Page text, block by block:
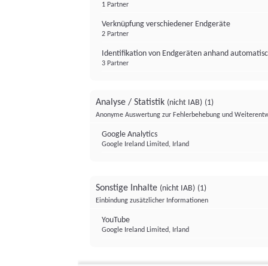
1 Partner
Verknüpfung verschiedener Endgeräte
2 Partner
Identifikation von Endgeräten anhand
3 Partner
Analyse / Statistik (nicht IAB) (1)
Anonyme Auswertung zur Fehlerbehebung und
Google Analytics
Google Ireland Limited, Irland
Sonstige Inhalte (nicht IAB) (1)
Einbindung zusätzlicher Informationen
YouTube
Google Ireland Limited, Irland